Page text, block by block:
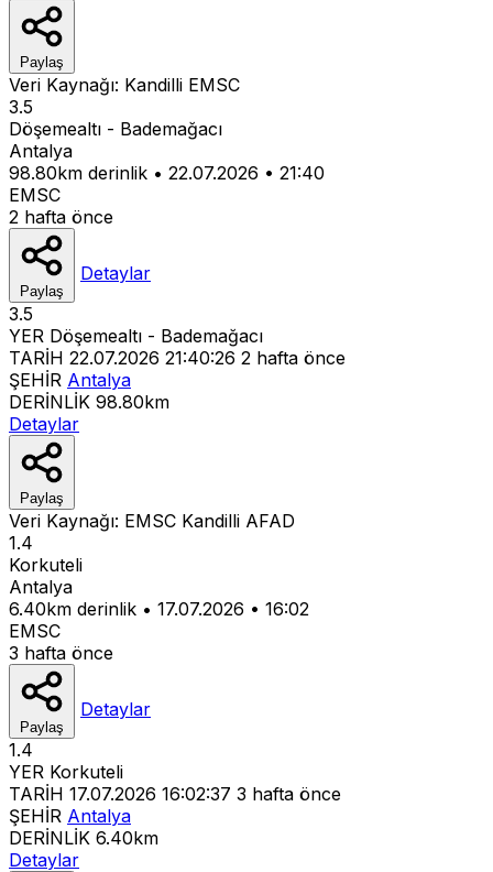
Paylaş
Veri Kaynağı: Kandilli EMSC
3.5
Döşemealtı - Bademağacı
Antalya
98.80km derinlik • 22.07.2026 • 21:40
EMSC
2 hafta önce
Paylaş
Detaylar
3.5
YER Döşemealtı - Bademağacı
TARİH 22.07.2026 21:40:26 2 hafta önce
ŞEHİR Antalya
DERİNLİK 98.80km
Detaylar
Paylaş
Veri Kaynağı: EMSC Kandilli AFAD
1.4
Korkuteli
Antalya
6.40km derinlik • 17.07.2026 • 16:02
EMSC
3 hafta önce
Paylaş
Detaylar
1.4
YER Korkuteli
TARİH 17.07.2026 16:02:37 3 hafta önce
ŞEHİR Antalya
DERİNLİK 6.40km
Detaylar